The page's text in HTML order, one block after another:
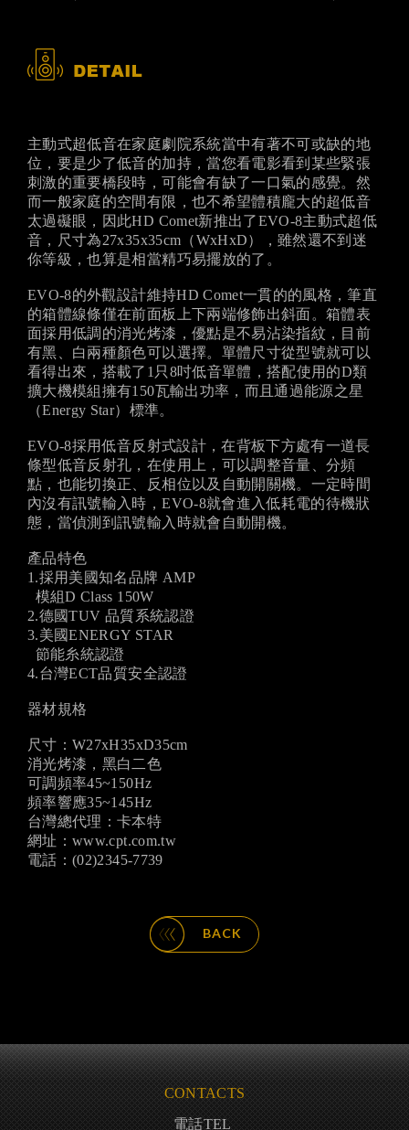
主動式超低音在家庭劇院系統當中有著不可或缺的地
位，要是少了低音的加持，當您看電影看到某些緊張
刺激的重要橋段時，可能會有缺了一口氣的感覺。然
而一般家庭的空間有限，也不希望體積龐大的超低音
太過礙眼，因此HD Comet新推出了EVO-8主動式超低
音，尺寸為27x35x35cm（WxHxD），雖然還不到迷
你等級，也算是相當精巧易擺放的了。
EVO-8的外觀設計維持HD Comet一貫的的風格，筆直
的箱體線條僅在前面板上下兩端修飾出斜面。箱體表
面採用低調的消光烤漆，優點是不易沾染指紋，目前
有黑、白兩種顏色可以選擇。單體尺寸從型號就可以
看得出來，搭載了1只8吋低音單體，搭配使用的D類
擴大機模組擁有150瓦輸出功率，而且通過能源之星
（Energy Star）標準。
EVO-8採用低音反射式設計，在背板下方處有一道長
條型低音反射孔，在使用上，可以調整音量、分頻
點，也能切換正、反相位以及自動開關機。一定時間
內沒有訊號輸入時，EVO-8就會進入低耗電的待機狀
態，當偵測到訊號輸入時就會自動開機。
產品特色
1.採用美國知名品牌 AMP
模組D Class 150W
2.德國TUV 品質系統認證
3.美國ENERGY STAR
節能糸統認證
4.台灣ECT品質安全認證
器材規格
尺寸：W27xH35xD35cm
消光烤漆，黑白二色
可調頻率45~150Hz
頻率響應35~145Hz
台灣總代理：卡本特
網址：www.cpt.com.tw
電話：(02)2345-7739
BACK
CONTACTS
電話TEL